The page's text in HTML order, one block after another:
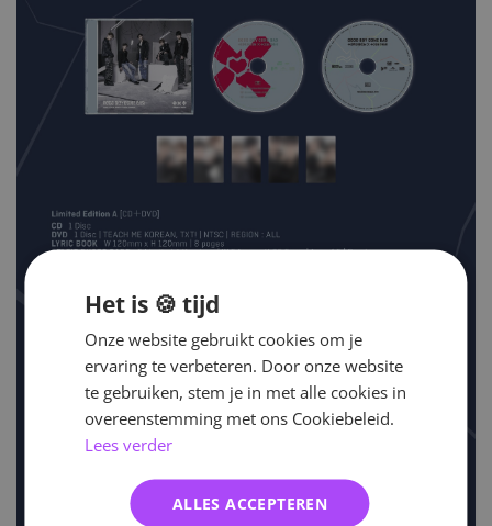
Het is 🍪 tijd
Onze website gebruikt cookies om je
ervaring te verbeteren. Door onze website
te gebruiken, stem je in met alle cookies in
overeenstemming met ons Cookiebeleid.
Lees verder
ALLES ACCEPTEREN